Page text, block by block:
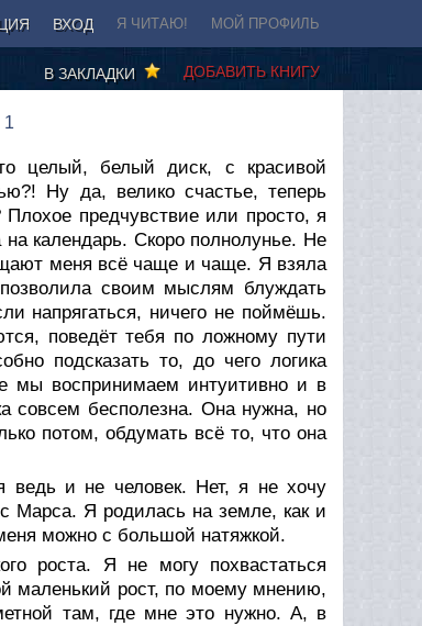
ВХОД Я ЧИТАЮ! МОЙ ПРОФИЛЬ
ДОБАВИТЬ КНИГУ
В ЗАКЛАДКИ
1
целый, белый диск, с красивой
Ну да, велико счастье, теперь
предчувствие или просто, я
календарь. Скоро полнолунье. Не
меня всё чаще и чаще. Я взяла
своим мыслям блуждать
напрягаться, ничего не поймёшь.
поведёт тебя по ложному пути
подсказать то, до чего логика
мы воспринимаем интуитивно и в
совсем бесполезна. Она нужна, но
потом, обдумать всё то, что она
ведь и не человек. Нет, я не хочу
Марса. Я родилась на земле, как и
можно с большой натяжкой.
роста. Я не могу похвастаться
маленький рост, по моему мнению,
там, где мне это нужно. А, в